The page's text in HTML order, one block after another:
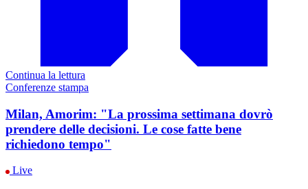
Continua la lettura
Conferenze stampa
Milan, Amorim: "La prossima settimana dovrò
prendere delle decisioni. Le cose fatte bene
richiedono tempo"
Live